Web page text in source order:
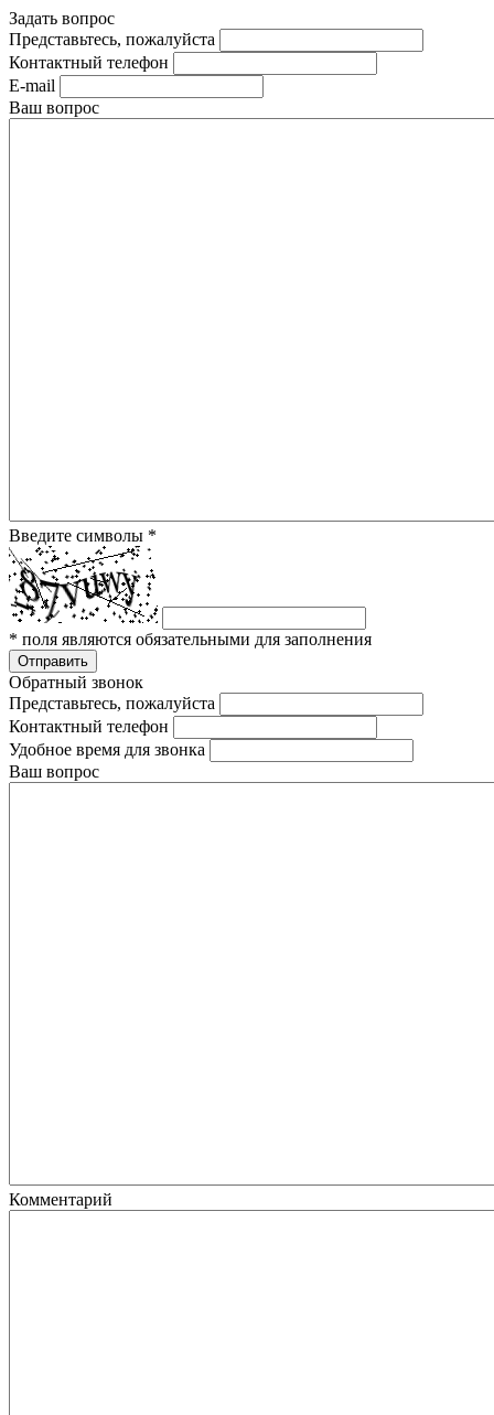
Задать вопрос
Представьтесь, пожалуйста
Контактный телефон
E-mail
Ваш вопрос
Введите символы *
* поля являются обязательными для заполнения
Отправить
Обратный звонок
Представьтесь, пожалуйста
Контактный телефон
Удобное время для звонка
Ваш вопрос
Комментарий